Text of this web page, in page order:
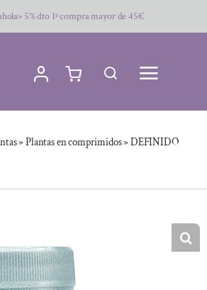
5% dto 1ª compra mayor de 45€
»Plantas en comprimidos»DEFINIDO